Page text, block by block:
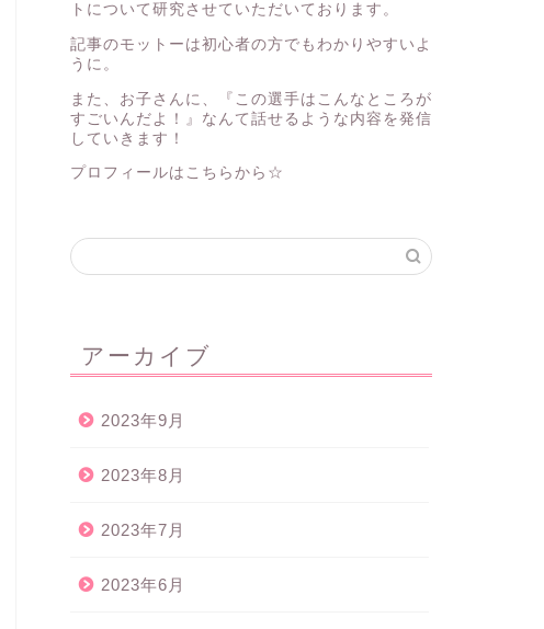
トについて研究させていただいております。
記事のモットーは初心者の方でもわかりやすいよ
うに。
また、お子さんに、『この選手はこんなところが
すごいんだよ！』なんて話せるような内容を発信
していきます！
プロフィールはこちらから☆
アーカイブ
2023年9月
2023年8月
2023年7月
2023年6月